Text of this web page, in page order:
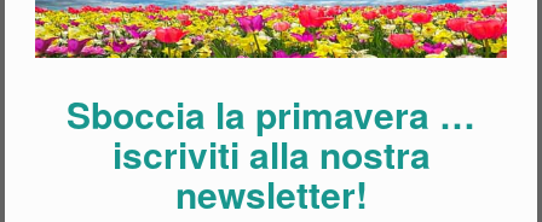
vetri.
Sboccia la primavera …
iscriviti alla nostra
newsletter!